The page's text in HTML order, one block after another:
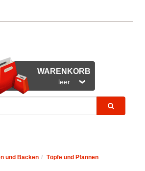
WARENKORB
leer
und Backen Töpfe und Pfannen